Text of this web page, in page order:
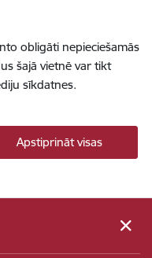
obligāti nepieciešamās
šajā vietnē var tikt
sīkdatnes.
Apstiprināt visas